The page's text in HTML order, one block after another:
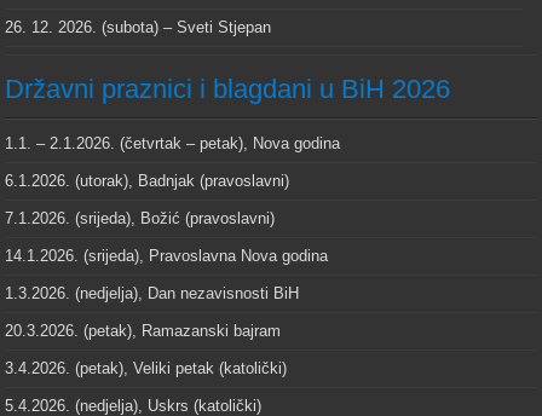
26. 12. 2026. (subota) – Sveti Stjepan
Državni praznici i blagdani u BiH 2026
1.1. – 2.1.2026. (četvrtak – petak), Nova godina
6.1.2026. (utorak), Badnjak (pravoslavni)
7.1.2026. (srijeda), Božić (pravoslavni)
14.1.2026. (srijeda), Pravoslavna Nova godina
1.3.2026. (nedjelja), Dan nezavisnosti BiH
20.3.2026. (petak), Ramazanski bajram
3.4.2026. (petak), Veliki petak (katolički)
5.4.2026. (nedjelja), Uskrs (katolički)